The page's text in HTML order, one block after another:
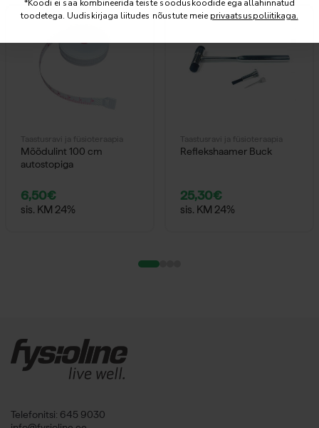
Taastusravi ja füsioteraapia
Mõõdulint 100 cm
autostopiga
6,50€
sis. KM 24%
Taastusravi ja füsioteraapia
Reflekshaamer Buck
25,30€
sis. KM 24%
Telefonitsi: 645 9030
*Koodi ei saa kombineerida teiste sooduskoodide ega allahinnatud
toodetega. Uudiskirjaga liitudes nõustute meie privaatsuspoliitikaga.